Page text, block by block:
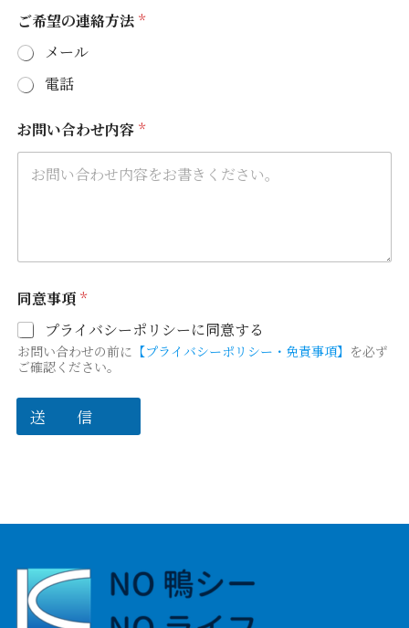
前
ふ
り
が
な
ご希望の連絡方法 *
メール
電話
お問い合わせ内容 *
同意事項 *
プライバシーポリシーに同意する
お問い合わせの前に 【プライバシーポリシー・免責事項】 を必ず
ご確認ください。
送 信